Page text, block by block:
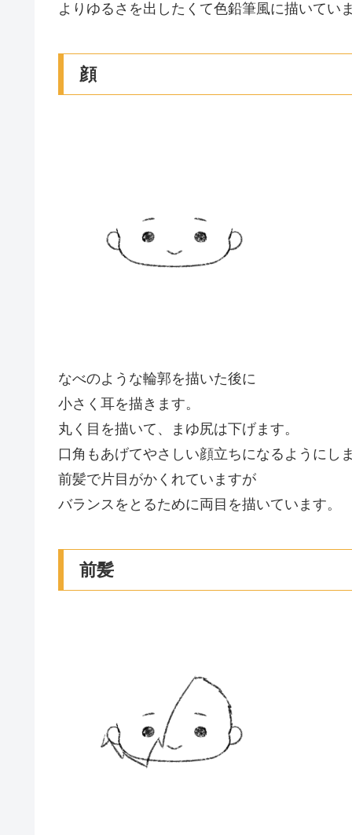
よりゆるさを出したくて色鉛筆風に描いてい
顔
なべのような輪郭を描いた後に
小さく耳を描きます。
丸く目を描いて、まゆ尻は下げます。
口角もあげてやさしい顔立ちになるようにし
前髪で片目がかくれていますが
バランスをとるために両目を描いています。
前髪